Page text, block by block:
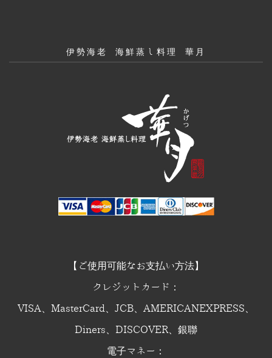
伊勢海老 海鮮蒸し料理 華月
【ご使用可能なお支払い方法】
クレジットカード：
VISA、MasterCard、JCB、AMERICANEXPRESS、
Diners、DISCOVER、銀聯
電子マネー：